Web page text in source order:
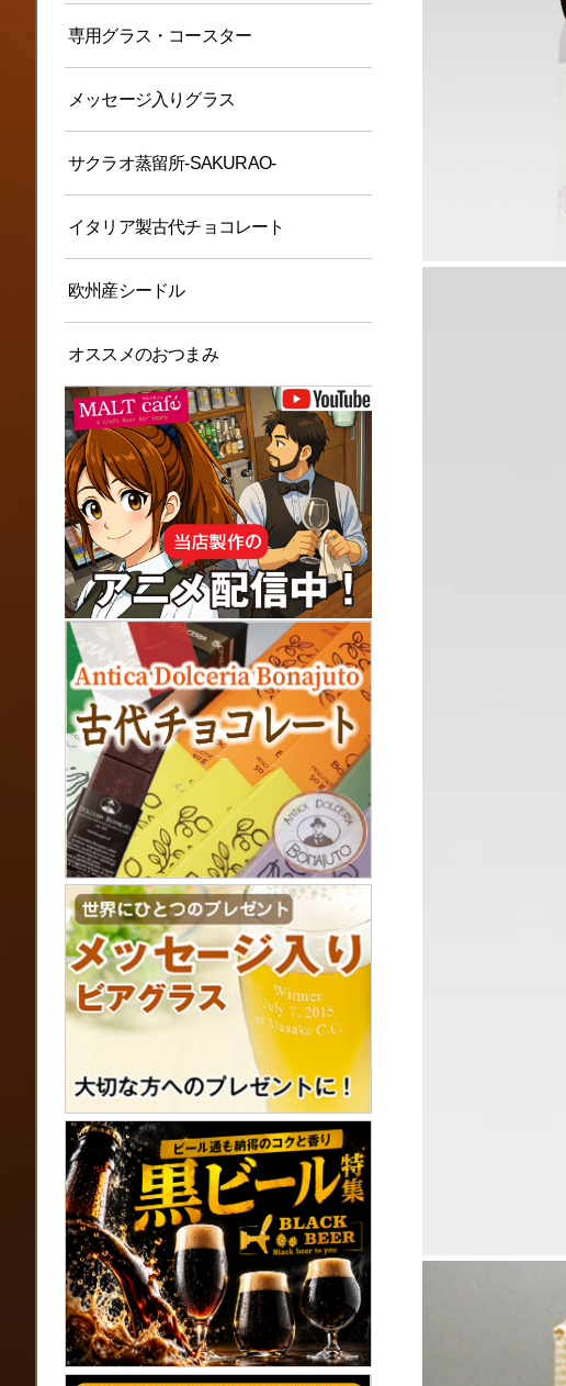
専用グラス・コースター
メッセージ入りグラス
サクラオ蒸留所-SAKURAO-
イタリア製古代チョコレート
欧州産シードル
オススメのおつまみ